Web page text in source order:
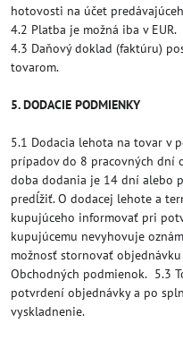
hotovosti na účet
4.2 Platba je možná iba v EUR.
4.3 Daňový doklad (faktúru)
tovarom.
5. DODACIE PODMIENKY
5.1 Dodacia lehota na tovar v
prípadov do 8 pracovných dní
doba dodania je 14 dní alebo
predĺžiť. O dodacej lehote a
kupujúceho informovať pri
kupujúcemu nevyhovuje
možnosť stornovať
Obchodných podmienok. 5.3
potvrdení objednávky a po
vyskladnenie.